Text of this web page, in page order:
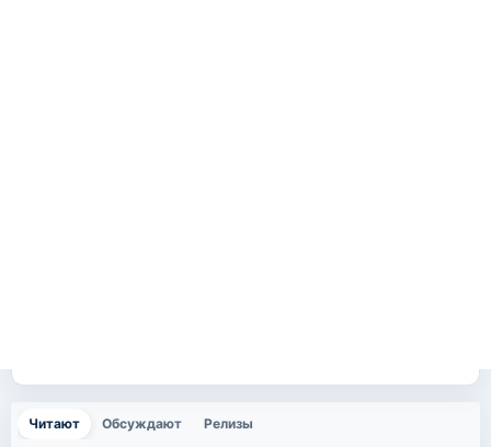
Читают
(активная вкладка)
Обсуждают Релизы